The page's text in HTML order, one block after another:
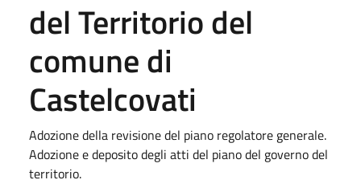
del Territorio del
comune di
Castelcovati
Adozione della revisione del piano regolatore generale.
Adozione e deposito degli atti del piano del governo del
territorio.